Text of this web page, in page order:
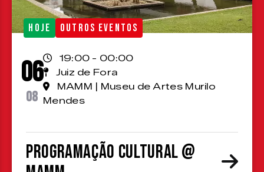
HOJE OUTROS EVENTOS
06
08
19:00 - 00:00
Juiz de Fora
MAMM | Museu de Artes Murilo
Mendes
Programação cultural @